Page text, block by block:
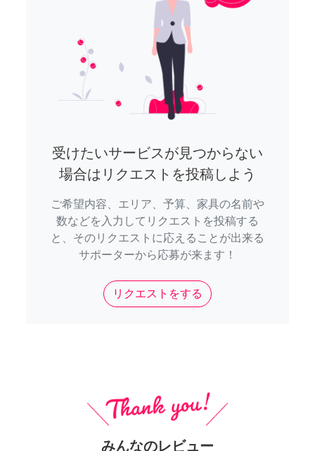
受けたいサービスが見つからない
場合はリクエストを投稿しよう
ご希望内容、エリア、予算、家具の名前や
数などを入力してリクエストを投稿する
と、そのリクエストに応えることが出来る
サポーターから応募が来ます！
リクエストをする
みんなのレビュー